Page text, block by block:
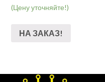
(Цену уточняйте!)
НА ЗАКАЗ!